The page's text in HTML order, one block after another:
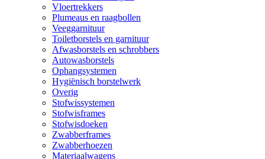
Vloertrekkers
Plumeaus en raagbollen
Veeggarnituur
Toiletborstels en garnituur
Afwasborstels en schrobbers
Autowasborstels
Ophangsystemen
Hygiënisch borstelwerk
Overig
Stofwissystemen
Stofwisframes
Stofwisdoeken
Zwabberframes
Zwabberhoezen
Materiaalwagens